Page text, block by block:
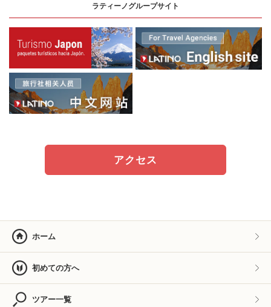
ラティーノグループサイト
アクセス
ホーム
初めての方へ
ツアー一覧